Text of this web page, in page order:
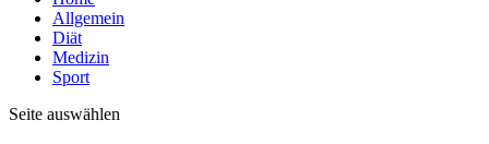
Allgemein
Diät
Medizin
Sport
Seite auswählen